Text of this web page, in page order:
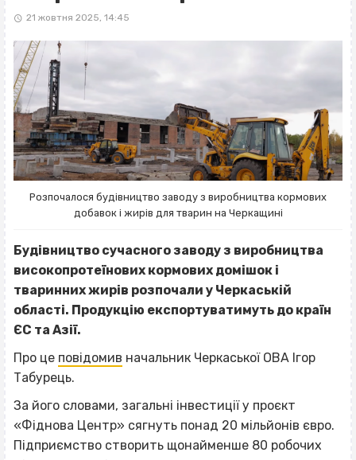
21 жовтня 2025, 14:45
Розпочалося будівництво заводу з виробництва кормових
добавок і жирів для тварин на Черкащині
Будівництво сучасного заводу з виробництва
високопротеїнових кормових домішок і
тваринних жирів розпочали у Черкаській
області. Продукцію експортуватимуть до країн
ЄС та Азії.
Про це повідомив начальник Черкаської ОВА Ігор
Табурець.
За його словами, загальні інвестиції у проєкт
«Фіднова Центр» сягнуть понад 20 мільйонів євро.
Підприємство створить щонайменше 80 робочих